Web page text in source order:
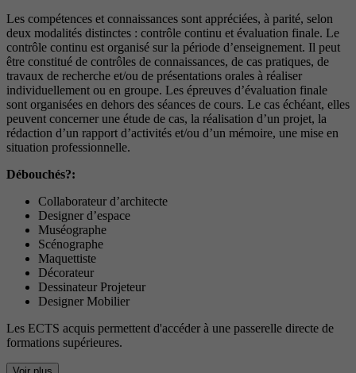
Les compétences et connaissances sont appréciées, à parité, selon
deux modalités distinctes : contrôle continu et évaluation finale. Le
contrôle continu est organisé sur la période d’enseignement. Il peut
être constitué de contrôles de connaissances, de cas pratiques, de
travaux de recherche et/ou de présentations orales à réaliser
individuellement ou en groupe. Les épreuves d’évaluation finale
sont organisées en dehors des séances de cours. Le cas échéant, elles
peuvent concerner une étude de cas, la réalisation d’un projet, la
rédaction d’un rapport d’activités et/ou d’un mémoire, une mise en
situation professionnelle.
Débouchés?:
Collaborateur d’architecte
Designer d’espace
Muséographe
Scénographe
Maquettiste
Décorateur
Dessinateur Projeteur
Designer Mobilier
Les ECTS acquis permettent d'accéder à une passerelle directe de
formations supérieures.